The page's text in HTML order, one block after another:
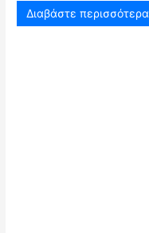
Διαβάστε περισσότερα